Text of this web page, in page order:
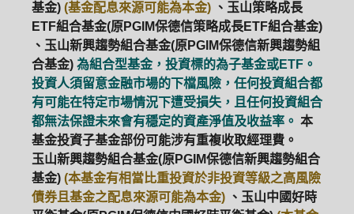
基金) (基金配息來源可能為本金) 、玉山策略成長
ETF組合基金(原PGIM保德信策略成長ETF組合基金)
、玉山新興趨勢組合基金(原PGIM保德信新興趨勢組
合基金) 為組合型基金，投資標的為子基金或ETF。
投資人須留意金融市場的下檔風險，任何投資組合都
有可能在特定市場情況下遭受損失，且任何投資組合
都無法保證未來會有穩定的資產淨值及收益率。 本
基金投資子基金部份可能涉有重複收取經理費。
玉山新興趨勢組合基金(原PGIM保德信新興趨勢組合
基金) (本基金有相當比重投資於非投資等級之高風險
債券且基金之配息來源可能為本金) 、玉山中國好時